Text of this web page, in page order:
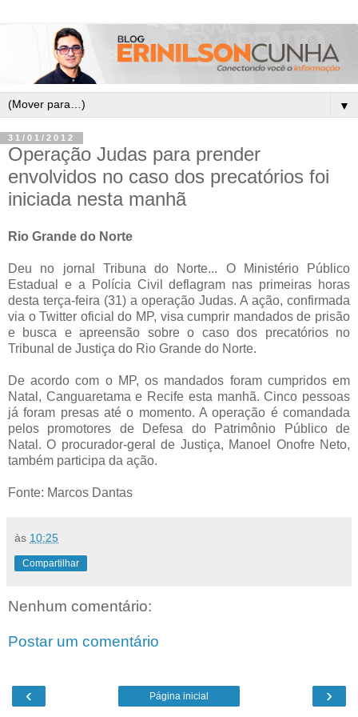
▼
31/01/2012
Operação Judas para prender
envolvidos no caso dos precatórios foi
iniciada nesta manhã
Rio Grande do Norte
Deu no jornal Tribuna do Norte... O Ministério Público
Estadual e a Polícia Civil deflagram nas primeiras horas
desta terça-feira (31) a operação Judas. A ação, confirmada
via o Twitter oficial do MP, visa cumprir mandados de prisão
e busca e apreensão sobre o caso dos precatórios no
Tribunal de Justiça do Rio Grande do Norte.
De acordo com o MP, os mandados foram cumpridos em
Natal, Canguaretama e Recife esta manhã. Cinco pessoas
já foram presas até o momento. A operação é comandada
pelos promotores de Defesa do Patrimônio Público de
Natal. O procurador-geral de Justiça, Manoel Onofre Neto,
também participa da ação.
Fonte: Marcos Dantas
às 10:25
Compartilhar
Nenhum comentário:
Postar um comentário
‹ ›
Página inicial